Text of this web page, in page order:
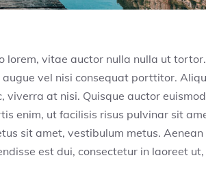
lorem, vitae auctor nulla nulla ut
vel nisi consequat porttitor.
at nisi. Quisque auctor euismod
enim, ut facilisis risus pulvinar sit
sit amet, vestibulum metus. Aenean
est dui, consectetur in laoreet ut,